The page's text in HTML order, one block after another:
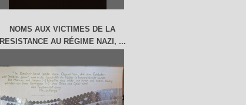
NOMS AUX VICTIMES DE LA
RESISTANCE AU RÉGIME NAZI, ...